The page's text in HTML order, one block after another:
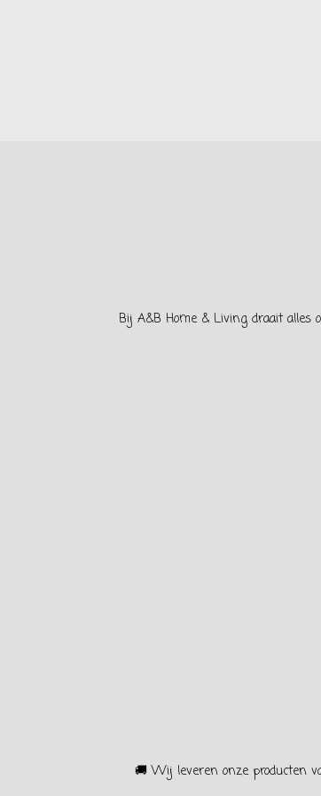
Bij A&B Home & Living draait alles
🚚 Wij leveren onze producten